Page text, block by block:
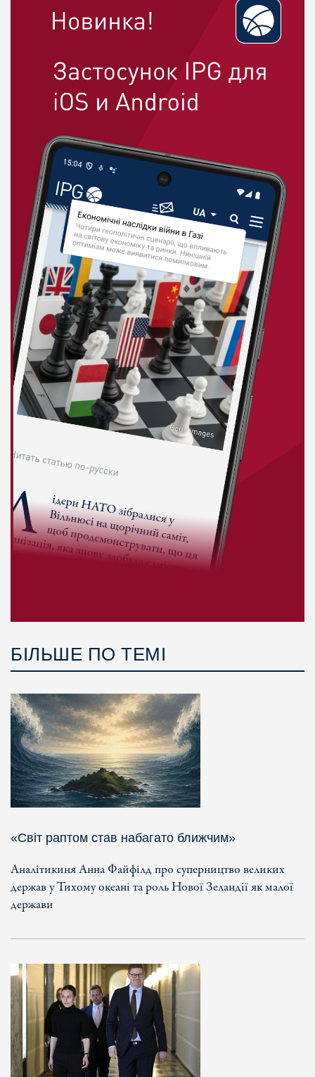
БІЛЬШЕ ПО ТЕМІ
«Світ раптом став набагато ближчим»
Аналітикиня Анна Файфілд про суперництво великих
держав у Тихому океані та роль Нової Зеландії як малої
держави